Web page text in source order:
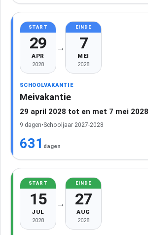
START
29
APR
2028
→
EINDE
7
MEI
2028
SCHOOLVAKANTIE
Meivakantie
29 april 2028 tot en met 7 mei 2028
9 dagen•Schooljaar 2027-2028
631 dagen
START
15
JUL
2028
→
EINDE
27
AUG
2028